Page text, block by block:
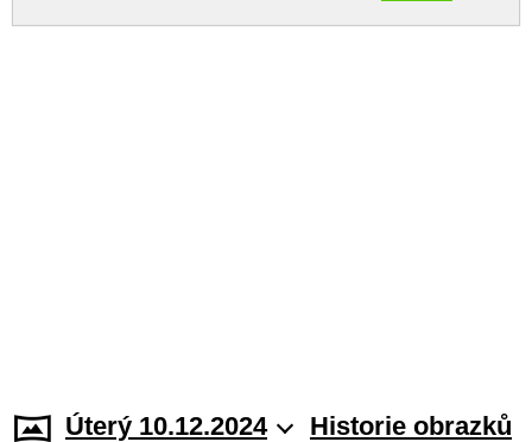
Úterý 10.12.2024 Historie obrazků